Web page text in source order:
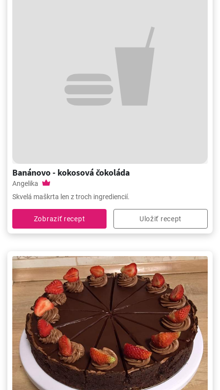
Banánovo - kokosová čokoláda
Angelika
Skvelá maškrta len z troch ingrediencií.
Zobraziť recept Uložiť recept